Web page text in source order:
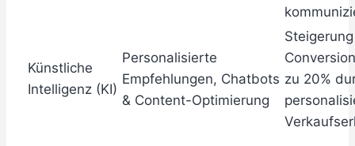
Künstliche
Intelligenz (KI)
Personalisierte
Empfehlungen, Chatbots
& Content-Optimierung
zu 20%